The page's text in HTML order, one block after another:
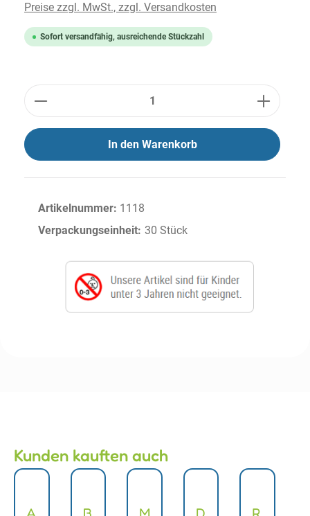
Preise zzgl. MwSt., zzgl. Versandkosten
Sofort versandfähig, ausreichende Stückzahl
In den Warenkorb
Artikelnummer: 1118
Verpackungseinheit: 30 Stück
Kunden kauften auch